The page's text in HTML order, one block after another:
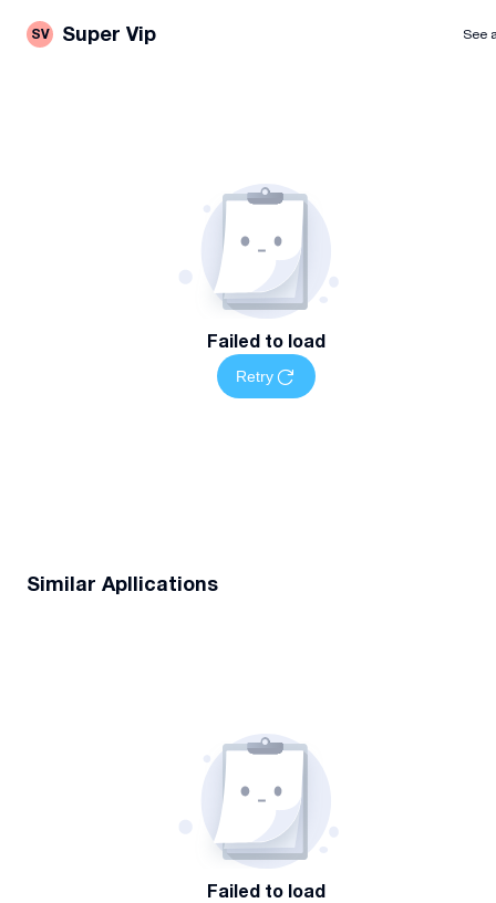
SV Super Vip See
Failed to load
Retry
Similar Apllications
Failed to load